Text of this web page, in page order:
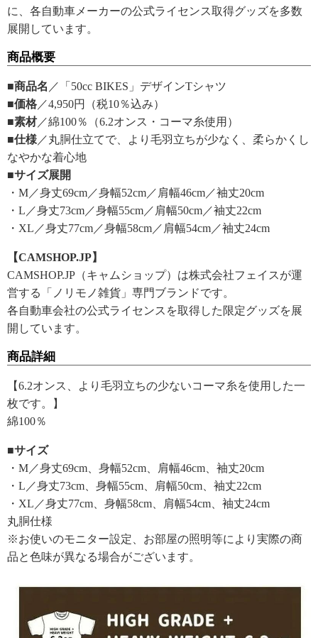
に、各自動車メーカーの公式ライセンス取得グッズを多数
展開しています。
商品概要
■商品名 ／「50cc BIKES」デザインTシャツ
■価格 ／4,950円（税10％込み）
■素材／綿100％（6.2オンス・コーマ糸使用）
■仕様 ／丸胴仕立てで、より毛羽立ちが少なく、柔らかくし
なやかな着心地
■サイズ展開
・M／身丈69cm／身幅52cm／肩幅46cm／袖丈20cm
・L／身丈73cm／身幅55cm／肩幅50cm／袖丈22cm
・XL／身丈77cm／身幅58cm／肩幅54cm／袖丈24cm
【CAMSHOP.JP】
CAMSHOP.JP（キャムショップ）は株式会社フェイスが運
営する「ノリモノ雑貨」専門ブランドです。
各自動車会社の公式ライセンスを取得した限定グッズを展
開しています。
商品詳細
【6.2オンス、より毛羽立ちの少ないコーマ糸を使用した一
枚です。】
綿100％
■サイズ
・M／身丈69cm、身幅52cm、肩幅46cm、袖丈20cm
・L／身丈73cm、身幅55cm、肩幅50cm、袖丈22cm
・XL／身丈77cm、身幅58cm、肩幅54cm、袖丈24cm
丸胴仕様
※お使いのモニター設定、お部屋の照明等により実際の商
品と色味が異なる場合がございます。